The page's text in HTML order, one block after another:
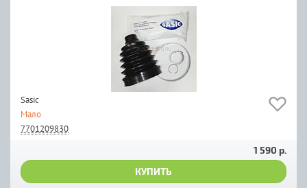
Sasic
Мало
7701209830
1 590 р.
КУПИТЬ